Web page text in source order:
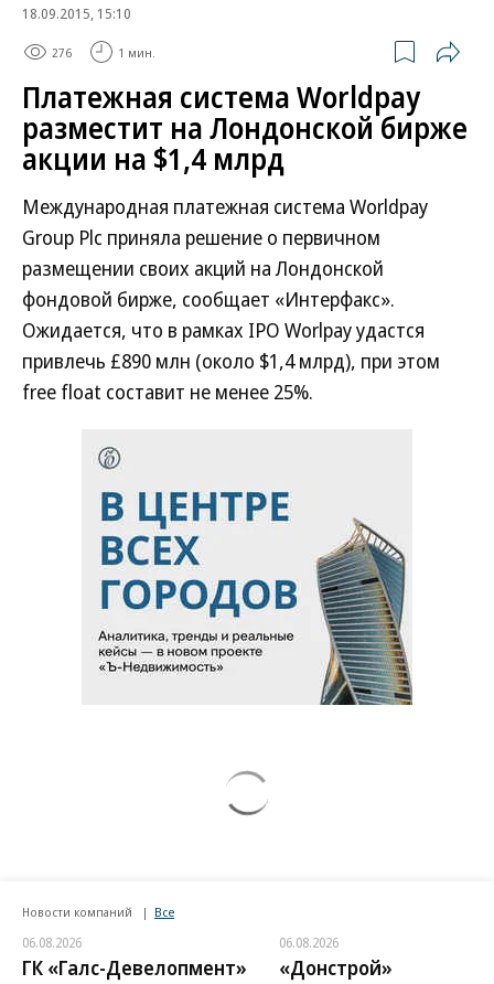
18.09.2015, 15:10
276 1 мин.
Платежная система Worldpay
разместит на Лондонской бирже
акции на $1,4 млрд
Международная платежная система Worldpay
Group Plс приняла решение о первичном
размещении своих акций на Лондонской
фондовой бирже, сообщает «Интерфакс».
Ожидается, что в рамках IPO Worlpay удастся
привлечь £890 млн (около $1,4 млрд), при этом
free float составит не менее 25%.
Новости компаний Все
06.08.2026
ГК «Галс-Девелопмент»
06.08.2026
«Донстрой»